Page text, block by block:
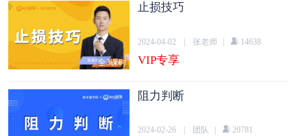
全3课时
止损技巧
2024-04-02 张老师 14638
VIP专享
阻力判断
2024-02-26 团队 20781